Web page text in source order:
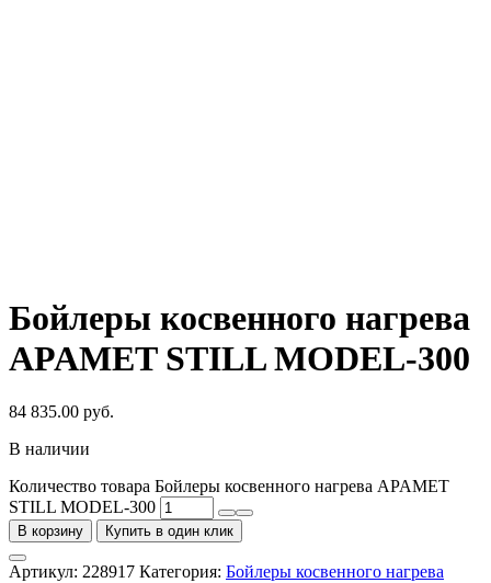
Бойлеры косвенного нагрева
APAMET STILL MODEL-300
84 835.00 руб.
В наличии
Количество товара Бойлеры косвенного нагрева APAMET
STILL MODEL-300
В корзину Купить в один клик
Артикул: 228917 Категория: Бойлеры косвенного нагрева